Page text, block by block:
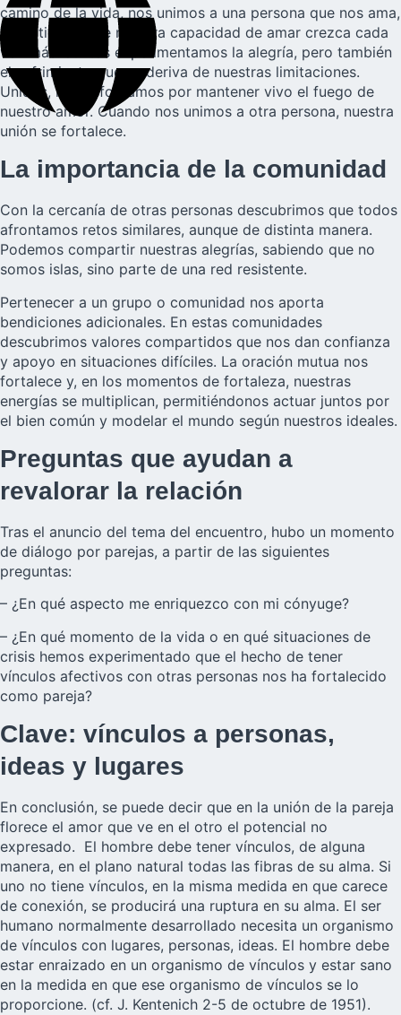
camino de la vida, nos unimos a una persona que nos ama,
permitiendo que nuestra capacidad de amar crezca cada
vez más. Juntos experimentamos la alegría, pero también
el sufrimiento que se deriva de nuestras limitaciones.
Unidos, nos esforzamos por mantener vivo el fuego de
nuestro amor. Cuando nos unimos a otra persona, nuestra
unión se fortalece.
La importancia de la comunidad
Con la cercanía de otras personas descubrimos que todos
afrontamos retos similares, aunque de distinta manera.
Podemos compartir nuestras alegrías, sabiendo que no
somos islas, sino parte de una red resistente.
Pertenecer a un grupo o comunidad nos aporta
bendiciones adicionales. En estas comunidades
descubrimos valores compartidos que nos dan confianza
y apoyo en situaciones difíciles. La oración mutua nos
fortalece y, en los momentos de fortaleza, nuestras
energías se multiplican, permitiéndonos actuar juntos por
el bien común y modelar el mundo según nuestros ideales.
Preguntas que ayudan a
revalorar la relación
Tras el anuncio del tema del encuentro, hubo un momento
de diálogo por parejas, a partir de las siguientes
preguntas:
– ¿En qué aspecto me enriquezco con mi cónyuge?
– ¿En qué momento de la vida o en qué situaciones de
crisis hemos experimentado que el hecho de tener
vínculos afectivos con otras personas nos ha fortalecido
como pareja?
Clave: vínculos a personas,
ideas y lugares
En conclusión, se puede decir que en la unión de la pareja
florece el amor que ve en el otro el potencial no
expresado. El hombre debe tener vínculos, de alguna
manera, en el plano natural todas las fibras de su alma. Si
uno no tiene vínculos, en la misma medida en que carece
de conexión, se producirá una ruptura en su alma. El ser
humano normalmente desarrollado necesita un organismo
de vínculos con lugares, personas, ideas. El hombre debe
estar enraizado en un organismo de vínculos y estar sano
en la medida en que ese organismo de vínculos se lo
proporcione. (cf. J. Kentenich 2-5 de octubre de 1951).